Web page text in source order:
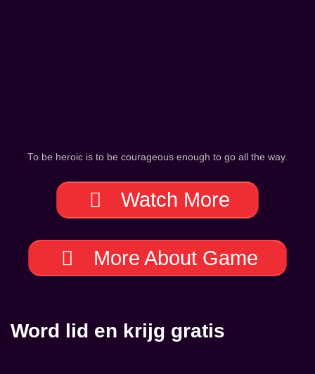
To be heroic is to be courageous enough to go all the way.
Watch More
More About Game
Word lid en krijg gratis